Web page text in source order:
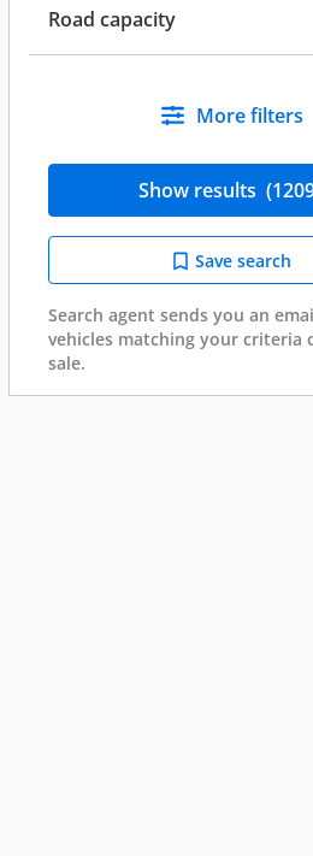
Road capacity
More filters
Show results
Save search
Search agent sends you an
vehicles matching your criteria
sale.